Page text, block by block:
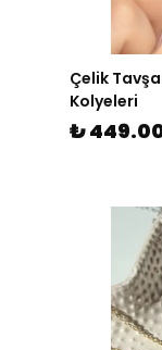
Çelik
Kolyeleri
₺